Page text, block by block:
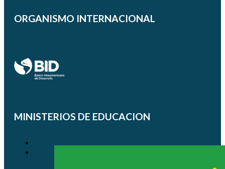
ORGANISMO INTERNACIONAL
MINISTERIOS DE EDUCACION